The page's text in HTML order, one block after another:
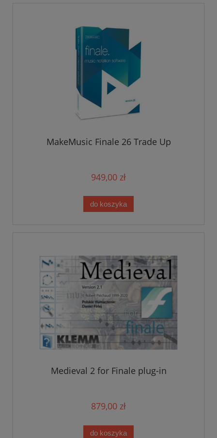
MakeMusic Finale 26 Trade Up
949,00 zł
do koszyka
Medieval 2 for Finale plug-in
879,00 zł
do koszyka